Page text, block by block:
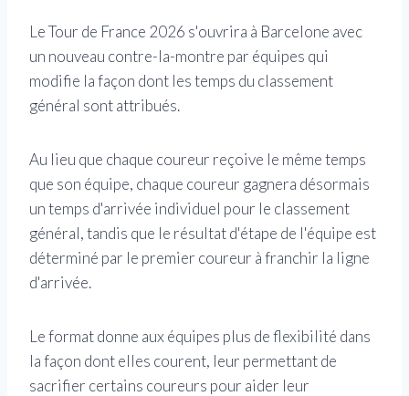
Le Tour de France 2026 s'ouvrira à Barcelone avec
un nouveau contre-la-montre par équipes qui
modifie la façon dont les temps du classement
général sont attribués.
Au lieu que chaque coureur reçoive le même temps
que son équipe, chaque coureur gagnera désormais
un temps d'arrivée individuel pour le classement
général, tandis que le résultat d'étape de l'équipe est
déterminé par le premier coureur à franchir la ligne
d'arrivée.
Le format donne aux équipes plus de flexibilité dans
la façon dont elles courent, leur permettant de
sacrifier certains coureurs pour aider leur